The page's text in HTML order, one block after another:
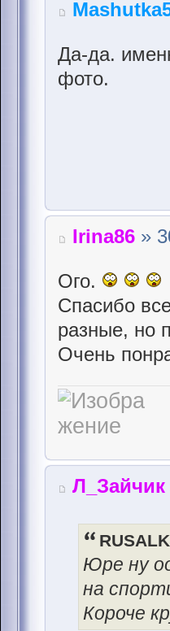
Да-да.
фото.
Irina86 »
Ого.
Спасибо
разные, но
Очень
Л_Зайчик
Юре ну
на
Короче